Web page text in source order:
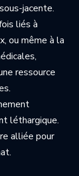
jacente.
liés à
ou même à la
ressource
léthargique.
alliée pour